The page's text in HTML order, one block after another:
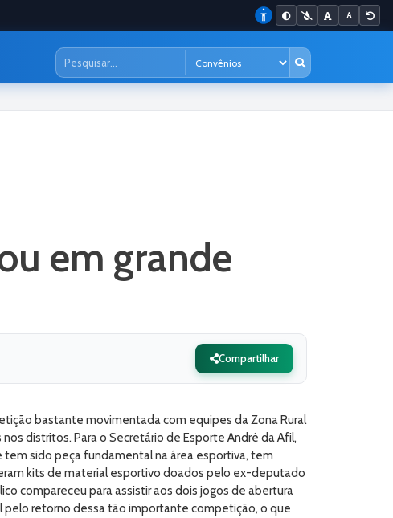
em grande
Compartilhar
bastante movimentada com equipes da Zona Rural
distritos. Para o Secretário de Esporte André da Afil,
sido peça fundamental na área esportiva, tem
kits de material esportivo doados pelo ex-deputado
compareceu para assistir aos dois jogos de abertura
retorno dessa tão importante competição, o que